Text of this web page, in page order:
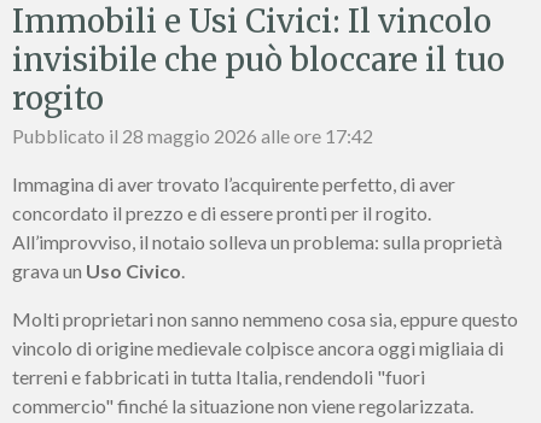
Immobili e Usi Civici: Il vincolo
invisibile che può bloccare il tuo
rogito
Pubblicato il 28 maggio 2026 alle ore 17:42
Immagina di aver trovato l’acquirente perfetto, di aver
concordato il prezzo e di essere pronti per il rogito.
All’improvviso, il notaio solleva un problema: sulla proprietà
grava un Uso Civico
Molti proprietari non sanno nemmeno cosa sia, eppure questo
vincolo di origine medievale colpisce ancora oggi migliaia di
terreni e fabbricati in tutta Italia, rendendoli "fuori
commercio" finché la situazione non viene regolarizzata.